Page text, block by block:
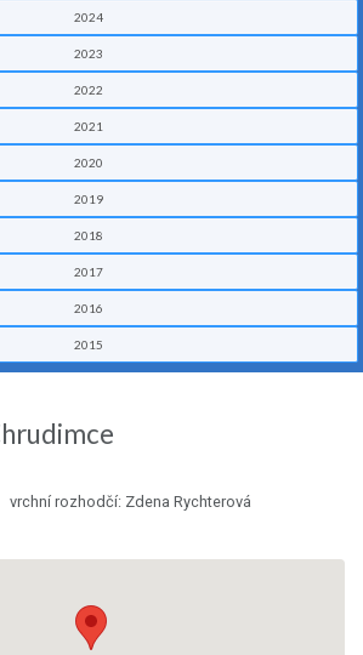
2024
2023
2022
2021
2020
2019
2018
2017
2016
2015
rozhodčí: Zdena Rychterová